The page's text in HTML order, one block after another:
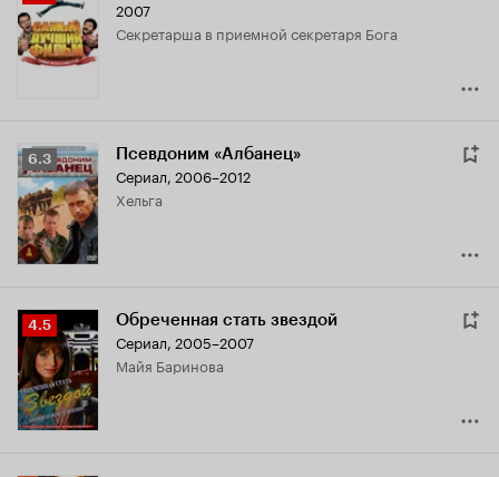
Кинопоиска
3.1
2007
секретарша в приемной секретаря Бога
Рейтинг
Кинопоиска
6.3
6.3 Псевдоним «Албанец»
Сериал, 2006–2012
Хельга
Рейтинг
Кинопоиска
4.5
4.5 Обреченная стать звездой
Сериал, 2005–2007
Майя Баринова